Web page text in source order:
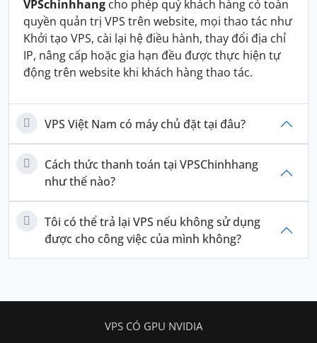
VPSchinhhang cho phép quý khách hàng có toàn
quyền quản trị VPS trên website, mọi thao tác như
Khởi tạo VPS, cài lại hệ điều hành, thay đổi địa chỉ
IP, nâng cấp hoặc gia hạn đều được thực hiện tự
động trên website khi khách hàng thao tác.
VPS Việt Nam có máy chủ đặt tại đâu?
Cách thức thanh toán tại VPSChinhhang
như thế nào?
Tôi có thể trả lại VPS nếu không sử dụng
được cho công việc của mình không?
VPS CÓ GPU NVIDIA